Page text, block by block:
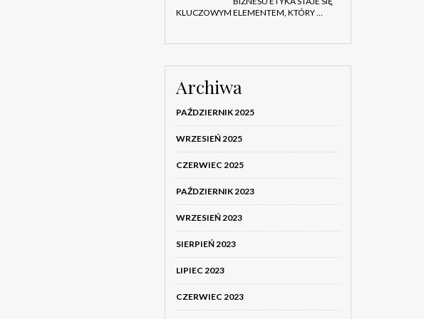
KLUCZOWYM ELEMENTEM, KTÓRY …
Archiwa
PAŹDZIERNIK 2025
WRZESIEŃ 2025
CZERWIEC 2025
PAŹDZIERNIK 2023
WRZESIEŃ 2023
SIERPIEŃ 2023
LIPIEC 2023
CZERWIEC 2023